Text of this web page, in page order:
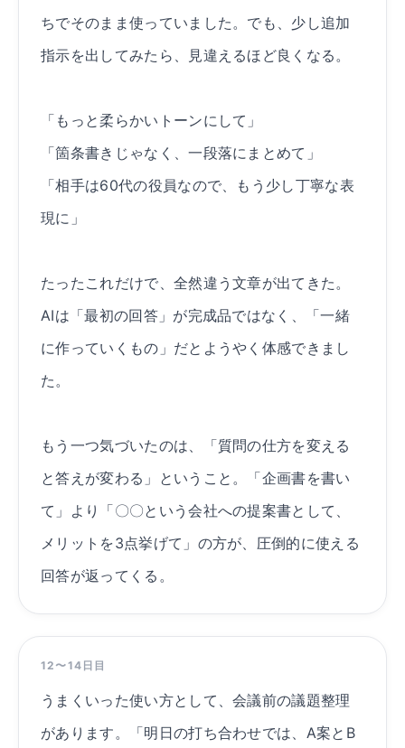
ちでそのまま使っていました。でも、少し追加
指示を出してみたら、見違えるほど良くなる。
「もっと柔らかいトーンにして」
「箇条書きじゃなく、一段落にまとめて」
「相手は60代の役員なので、もう少し丁寧な表
現に」
たったこれだけで、全然違う文章が出てきた。
AIは「最初の回答」が完成品ではなく、「一緒
に作っていくもの」だとようやく体感できまし
た。
もう一つ気づいたのは、「質問の仕方を変える
と答えが変わる」ということ。「企画書を書い
て」より「〇〇という会社への提案書として、
メリットを3点挙げて」の方が、圧倒的に使える
回答が返ってくる。
12〜14日目
うまくいった使い方として、会議前の議題整理
があります。「明日の打ち合わせでは、A案とB